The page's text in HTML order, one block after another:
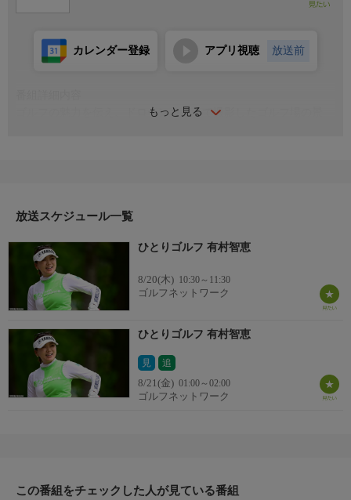
もっと見る
カレンダー登録 アプリ視聴 放送前
ゴルフの魅力を伝え、ドローンカメラで撮影したゴルフ場の景
放送スケジュール一覧
ひとりゴルフ 有村智恵
8/20(木) 10:30～11:30
ゴルフネットワーク
ひとりゴルフ 有村智恵
見 追
8/21(金) 01:00～02:00
ゴルフネットワーク
この番組をチェックした人が見ている番組